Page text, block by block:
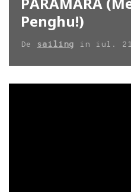
Penghu!)
De sailing in iul.